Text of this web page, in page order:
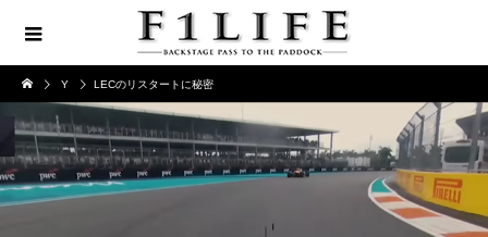
Y LECのリスタートに秘密